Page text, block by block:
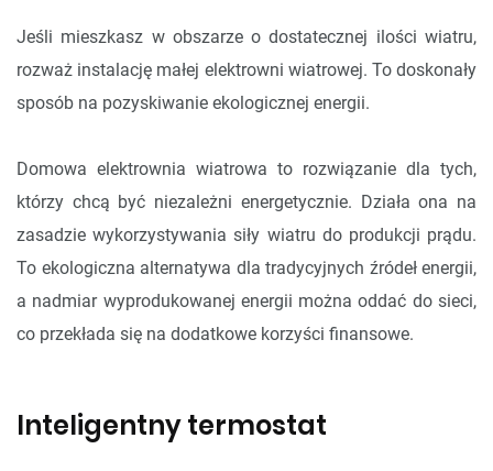
Jeśli mieszkasz w obszarze o dostatecznej ilości wiatru,
rozważ instalację małej elektrowni wiatrowej. To doskonały
sposób na pozyskiwanie ekologicznej energii.
Domowa elektrownia wiatrowa to rozwiązanie dla tych,
którzy chcą być niezależni energetycznie. Działa ona na
zasadzie wykorzystywania siły wiatru do produkcji prądu.
To ekologiczna alternatywa dla tradycyjnych źródeł energii,
a nadmiar wyprodukowanej energii można oddać do sieci,
co przekłada się na dodatkowe korzyści finansowe.
Inteligentny termostat